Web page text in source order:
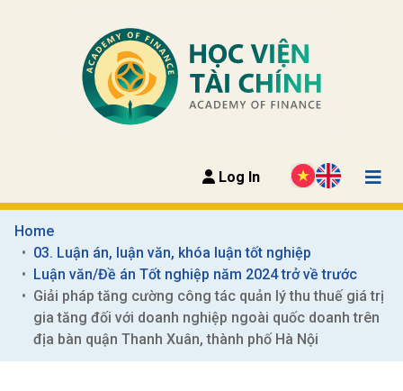
Log In
Home
03. Luận án, luận văn, khóa luận tốt nghiệp
Luận văn/Đề án Tốt nghiệp năm 2024 trở về trước
Giải pháp tăng cường công tác quản lý thu thuế giá trị
gia tăng đối với doanh nghiệp ngoài quốc doanh trên
địa bàn quận Thanh Xuân, thành phố Hà Nội